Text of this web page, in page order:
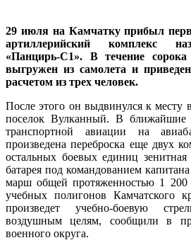
29 июля на Камчатку прибыл
артиллерийский комплекс
«Панцирь-С1». В течение
выгружен из самолета и
расчетом из трех человек.
После этого он выдвинулся к месту
поселок Вулканный. В ближайшие
транспортной авиации на
произведена переброска еще двух
остальных боевых единиц зенитная
батарея под командованием
марш общей протяженностью 1 200
учебных полигонов Камчатского
произведет учебно-боевую
воздушным целям, сообщили в
военного округа.